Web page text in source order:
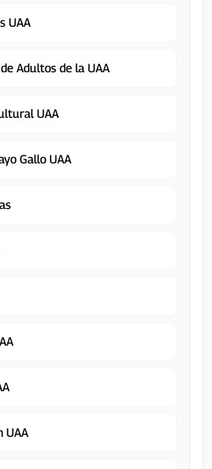
UAA
Adultos de la UAA
UAA
Gallo UAA
UAA